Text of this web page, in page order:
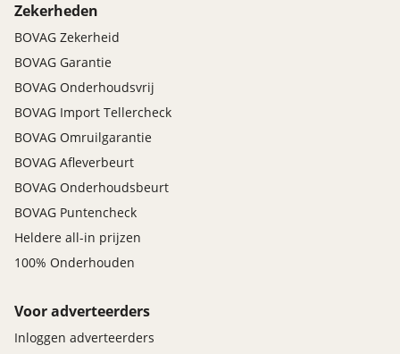
Zekerheden
BOVAG Zekerheid
BOVAG Garantie
BOVAG Onderhoudsvrij
BOVAG Import Tellercheck
BOVAG Omruilgarantie
BOVAG Afleverbeurt
BOVAG Onderhoudsbeurt
BOVAG Puntencheck
Heldere all-in prijzen
100% Onderhouden
Voor adverteerders
Inloggen adverteerders